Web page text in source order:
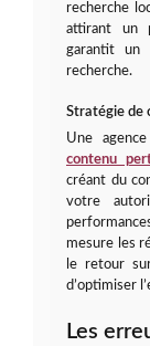
recherche
attirant un
garantit un
recherche.
Stratégie de
Une
contenu
créant du
votre
mesure les
le retour
d’optimiser
Les